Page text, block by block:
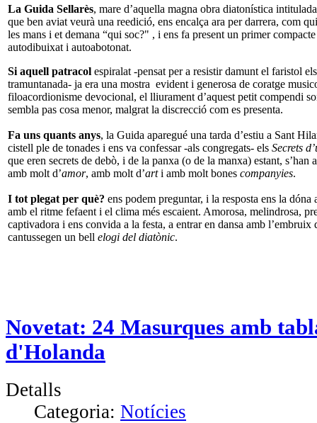
La Guida Sellarès, mare d’aquella magna obra diatonística
que ben aviat veurà una reedició, ens encalça ara per darrera, com
les mans i et demana “qui soc?" , i ens fa present un primer
autodibuixat i autoabotonat.
Si aquell patracol espiralat -pensat per a resistir damunt el faristol
tramuntanada- ja era una mostra evident i generosa de coratge
filoacordionisme devocional, el lliurament d’aquest petit compendi
sembla pas cosa menor, malgrat la discrecció com es presenta.
Fa uns quants anys, la Guida aparegué una tarda d’estiu a Sant
cistell ple de tonades i ens va confessar -als congregats- els Secrets
que eren secrets de debò, i de la panxa (o de la manxa) estant, s’han
amb molt d’amor, amb molt d’arti amb molt bones companyies.
I tot plegat per què? ens podem preguntar, i la resposta ens la dóna
amb el ritme fefaent i el clima més escaient. Amorosa, melindrosa,
captivadora i ens convida a la festa, a entrar en dansa amb l’embruix
cantussegen un bell elogi del diatònic.
Novetat: 24 Masurques amb
d'Holanda
Detalls
Categoria: Notícies